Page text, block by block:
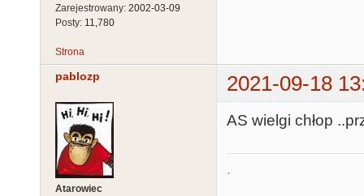
Zarejestrowany: 2002-03-09
Posty: 11,780
Strona
pablozp 2021-09-18
Atarowiec
AS wielgi chłop
.